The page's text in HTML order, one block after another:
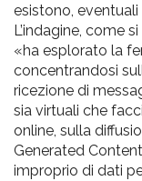
esistono, eventuali
L’indagine, come
«ha esplorato la
concentrandosi
ricezione di
sia virtuali che
online, sulla
Generated
improprio di dati